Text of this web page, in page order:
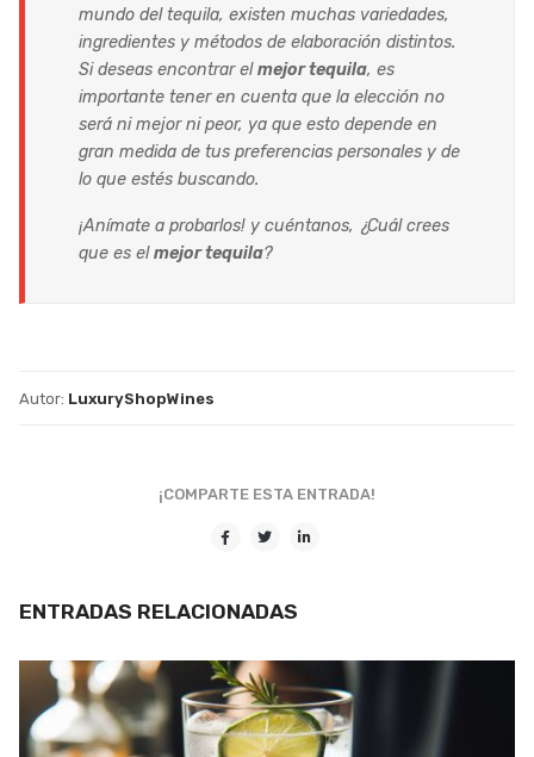
mundo del tequila, existen muchas variedades,
ingredientes y métodos de elaboración distintos.
Si deseas encontrar elmejor tequila, es
importante tener en cuenta que la elección no
será ni mejor ni peor, ya que esto depende en
gran medida de tus preferencias personales y de
lo que estés buscando.
¡Anímate a probarlos! y cuéntanos, ¿Cuál crees
que es elmejor tequila?
Autor: LuxuryShopWines
¡COMPARTE ESTA ENTRADA!
ENTRADAS RELACIONADAS